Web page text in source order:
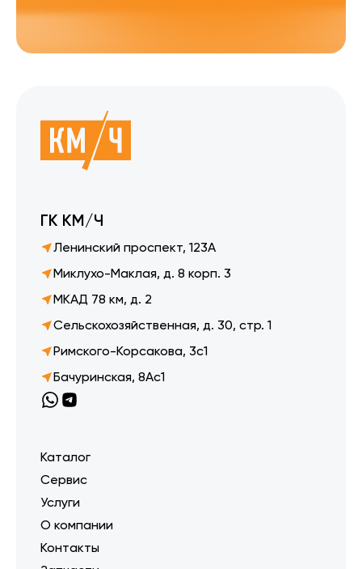
ГК КМ/Ч
Ленинский проспект, 123А
Миклухо-Маклая, д. 8 корп. 3
МКАД 78 км, д. 2
Сельскохозяйственная, д. 30, стр. 1
Римского-Корсакова, 3с1
Бачуринская, 8Ас1
Каталог
Сервис
Услуги
О компании
Контакты